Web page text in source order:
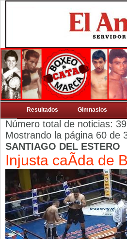
Resultados Gimnasios
Número total de noticias:
Mostrando la página 60 de
SANTIAGO DEL ESTERO
Injusta caÃ­da de